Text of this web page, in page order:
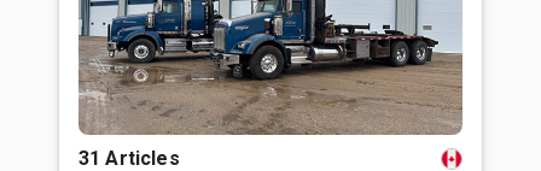
31 Articles